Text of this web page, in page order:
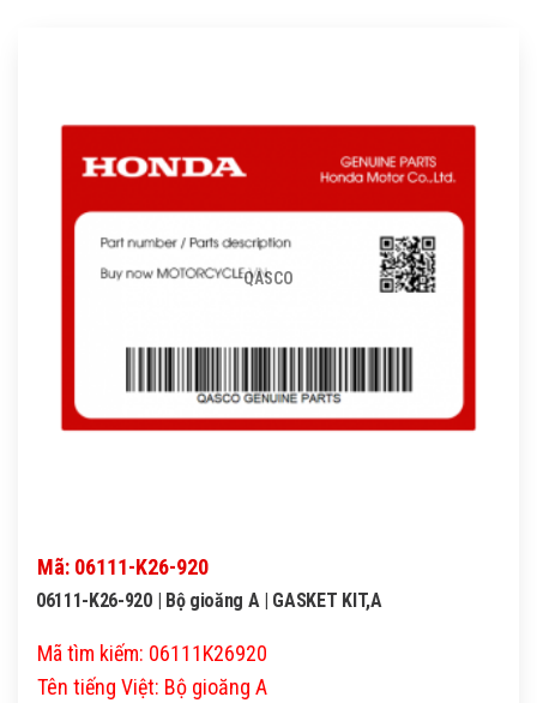
QASCO
Mã: 06111-K26-920
06111-K26-920 | Bộ gioăng A | GASKET KIT,A
Mã tìm kiếm: 06111K26920
Tên tiếng Việt: Bộ gioăng A